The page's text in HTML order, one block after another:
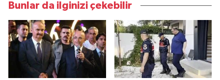
Bunlar da ilginizi çekebilir